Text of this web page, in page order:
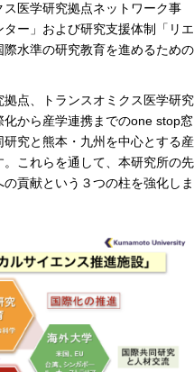
医学研究拠点ネットワーク事
ー」および研究支援体制「リエ
水準の研究教育を進めるための
点、トランスオミクス医学研究
から産学連携までのone stop窓
究と熊本・九州を中心とする産
これらを通して、本研究所の先
貢献という３つの柱を強化しま